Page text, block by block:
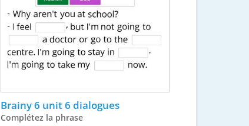
Brainy 6 unit 6 dialogues
Complétez la phrase